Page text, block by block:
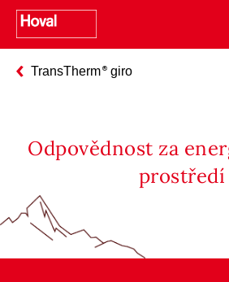
TransTherm giro
Odpovědnost za
prostředí